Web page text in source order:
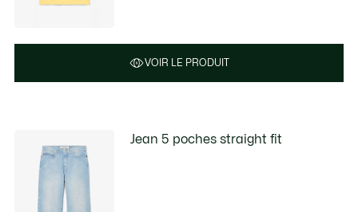
VOIR LE PRODUIT
Jean 5 poches straight fit